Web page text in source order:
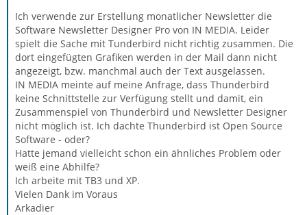
Ich verwende zur Erstellung monatlicher Newsletter die
Software Newsletter Designer Pro von IN MEDIA. Leider
spielt die Sache mit Tunderbird nicht richtig zusammen. Die
dort eingefügten Grafiken werden in der Mail dann nicht
angezeigt, bzw. manchmal auch der Text ausgelassen.
IN MEDIA meinte auf meine Anfrage, dass Thunderbird
keine Schnittstelle zur Verfügung stellt und damit, ein
Zusammenspiel von Thunderbird und Newsletter Designer
nicht möglich ist. Ich dachte Thunderbird ist Open Source
Software - oder?
Hatte jemand vielleicht schon ein ähnliches Problem oder
weiß eine Abhilfe?
Ich arbeite mit TB3 und XP.
Vielen Dank im Voraus
Arkadier